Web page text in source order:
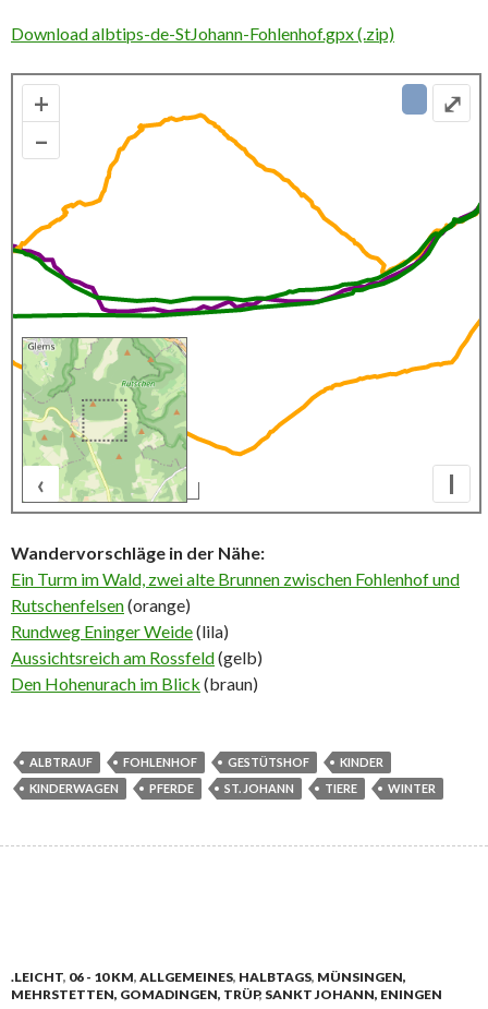
Download albtips-de-StJohann-Fohlenhof.gpx (.zip)
+
–
I
500 m
‹
⤢
Wandervorschläge in der Nähe:
Ein Turm im Wald, zwei alte Brunnen zwischen Fohlenhof und
Rutschenfelsen(orange)
Rundweg Eninger Weide(lila)
Aussichtsreich am Rossfeld(gelb)
Den Hohenurach im Blick (braun)
ALBTRAUF FOHLENHOF GESTÜTSHOF
KINDER
KINDERWAGEN
PFERDE ST. JOHANN TIERE WINTER
.LEICHT, 06 - 10 KM, ALLGEMEINES, HALBTAGS, MÜNSINGEN,
MEHRSTETTEN, GOMADINGEN, TRÜP, SANKT JOHANN, ENINGEN